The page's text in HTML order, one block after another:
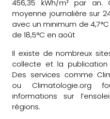
456,35 kWh/m² par
moyenne journalière sur
avec un minimum de
de 18,5°C en août
Il existe de nombreux
collecte et la
Des services comme
ou Climatologie.org
informations sur
régions.